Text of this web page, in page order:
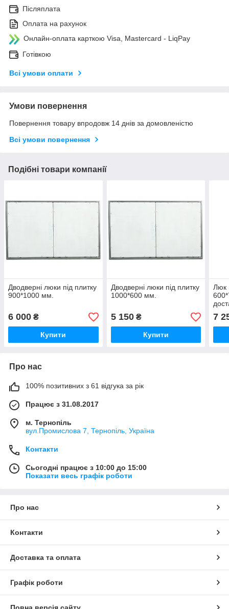
Післяплата
Оплата на рахунок
Онлайн-оплата карткою Visa, Mastercard - LiqPay
Готівкою
Всі умови оплати
Умови повернення
Повернення товару впродовж 14 днів за домовленістю
Всі умови повернення
Подібні товари компанії
Дводверні люки під плитку
900*1000 мм.
6 000 ₴
Купити
Дводверні люки під плитку
1000*600 мм.
5 150₴
Купити
Люк
7
Про нас
100% позитивних з 61 відгука за рік
Працює з 31.08.2017
м. Тернопіль
вул.Промислова 7, Тернопіль, Україна
Контакти
Сьогодні працює з 10:00 до 15:00
Показати весь графік роботи
Про нас
Контакти
Доставка та оплата
Графік роботи